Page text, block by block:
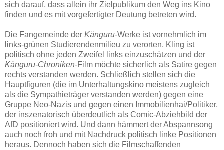
sich darauf, dass allein ihr Zielpublikum den Weg ins Kino
finden und es mit vorgefertigter Deutung betreten wird.
Die Fangemeinde der Känguru-Werke ist vornehmlich im
links-grünen Studierendenmilieu zu verorten, Kling ist
politisch ohne jeden Zweifel links einzuschätzen und der
Känguru-Chroniken-Film möchte sicherlich als Satire gegen
rechts verstanden werden. Schließlich stellen sich die
Hauptfiguren (die im Unterhaltungskino meistens zugleich
als die Sympathieträger verstanden werden) gegen eine
Gruppe Neo-Nazis und gegen einen Immobilienhai/Politiker,
der inszenatorisch überdeutlich als Comic-Abziehbild der
AfD positioniert wird. Und dann hämmert der Abspannsong
auch noch froh und mit Nachdruck politisch linke Positionen
heraus. Dennoch haben sich die Filmschaffenden